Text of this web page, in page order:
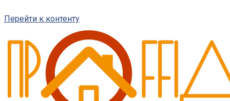
Перейти к контенту